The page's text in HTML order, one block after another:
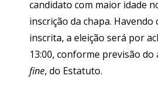
candidato com maior idade
inscrição da chapa. Havendo
inscrita, a eleição será por
13:00, conforme previsão do
fine, do Estatuto.